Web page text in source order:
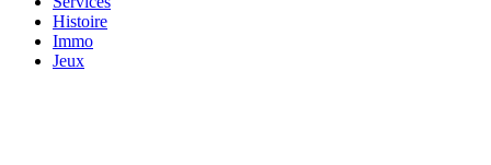
Histoire
Immo
Jeux